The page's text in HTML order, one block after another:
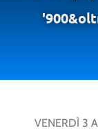
VENERDÌ 3